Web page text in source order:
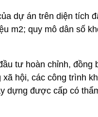
dự án trên diện tích
m2; quy mô dân số
tư hoàn chỉnh, đồng
xã hội, các công trình
dựng được cấp có